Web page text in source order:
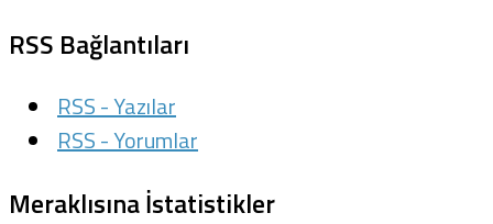
RSS Bağlantıları
RSS - Yazılar
RSS - Yorumlar
Meraklısına İstatistikler